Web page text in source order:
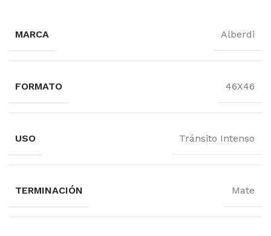
MARCA Alberdi
FORMATO 46X46
USO Tránsito Intenso
TERMINACIÓN Mate